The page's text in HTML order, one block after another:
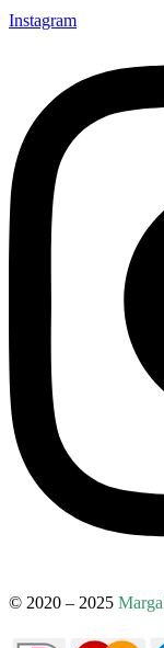
Instagram
© 2020 – 2025